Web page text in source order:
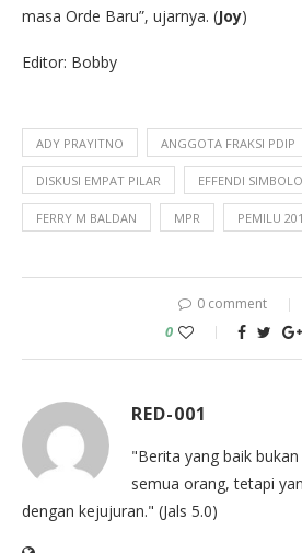
masa Orde Baru”, ujarnya. (Joy)
Editor: Bobby
ADY PRAYITNO ANGGOTA FRAKSI PDIP
DISKUSI EMPAT PILAR EFFENDI
FERRY M BALDAN MPR PEMILU
0 comment
0
RED-001
"Berita yang baik
semua orang, tetapi
dengan kejujuran." (Jals 5.0)